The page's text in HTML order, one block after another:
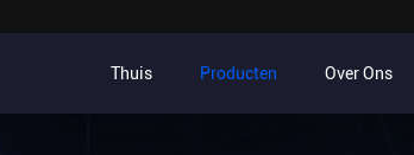
Thuis Producten Over Ons